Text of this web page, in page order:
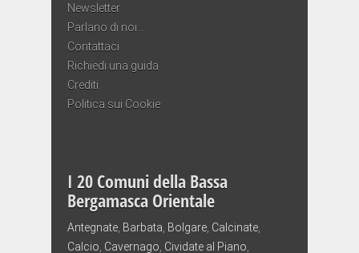
Newsletter
Parlano di noi…
Contattaci
Richiedi una guida
Crediti
Politica sui Cookie
I 20 Comuni della Bassa
Bergamasca Orientale
Antegnate, Barbata, Bolgare, Calcinate,
Calcio, Cavernago, Cividate al Piano,